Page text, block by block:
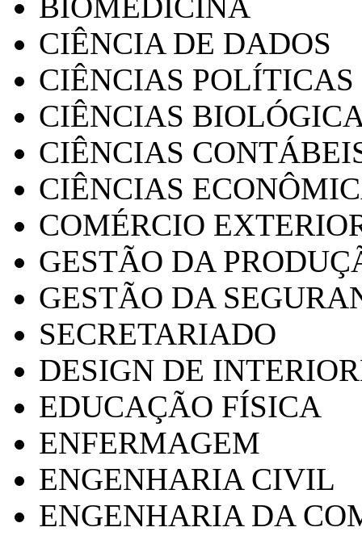
CIÊNCIA DE DADOS
CIÊNCIAS POLÍTICAS
CIÊNCIAS
CIÊNCIAS
CIÊNCIAS
COMÉRCIO
GESTÃO DA
GESTÃO DA
SECRETARIADO
DESIGN DE
EDUCAÇÃO FÍSICA
ENFERMAGEM
ENGENHARIA CIVIL
ENGENHARIA DA